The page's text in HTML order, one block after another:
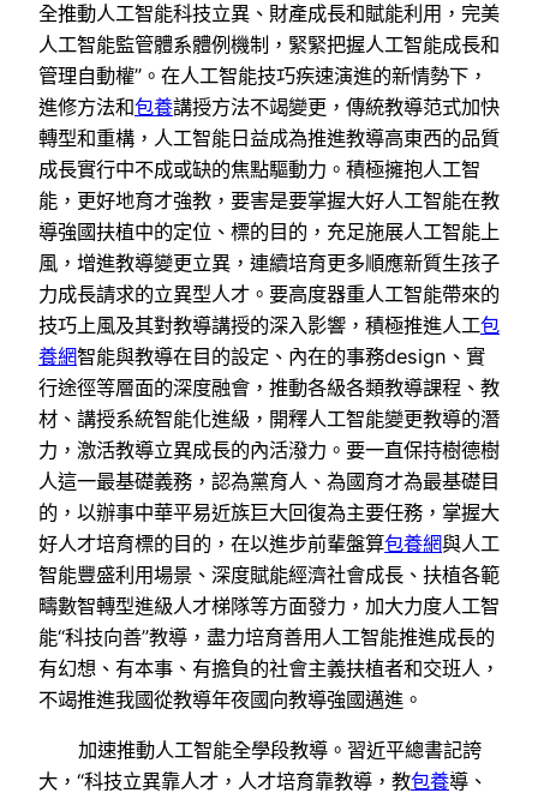
全推動人工智能科技立異、財產成長和賦能利用，完美
人工智能監管體系體例機制，緊緊把握人工智能成長和
管理自動權”。在人工智能技巧疾速演進的新情勢下，
進修方法和包養講授方法不竭變更，傳統教導范式加快
轉型和重構，人工智能日益成為推進教導高東西的品質
成長實行中不成或缺的焦點驅動力。積極擁抱人工智
能，更好地育才強教，要害是要掌握大好人工智能在教
導強國扶植中的定位、標的目的，充足施展人工智能上
風，增進教導變更立異，連續培育更多順應新質生孩子
力成長請求的立異型人才。要高度器重人工智能帶來的
技巧上風及其對教導講授的深入影響，積極推進人工包
養網智能與教導在目的設定、內在的事務design、實
行途徑等層面的深度融會，推動各級各類教導課程、教
材、講授系統智能化進級，開釋人工智能變更教導的潛
力，激活教導立異成長的內活潑力。要一直保持樹德樹
人這一最基礎義務，認為黨育人、為國育才為最基礎目
的，以辦事中華平易近族巨大回復為主要任務，掌握大
好人才培育標的目的，在以進步前輩盤算包養網與人工
智能豐盛利用場景、深度賦能經濟社會成長、扶植各範
疇數智轉型進級人才梯隊等方面發力，加大力度人工智
能“科技向善”教導，盡力培育善用人工智能推進成長的
有幻想、有本事、有擔負的社會主義扶植者和交班人，
不竭推進我國從教導年夜國向教導強國邁進。
加速推動人工智能全學段教導。習近平總書記誇
大，“科技立異靠人才，人才培育靠教導，教包養導、